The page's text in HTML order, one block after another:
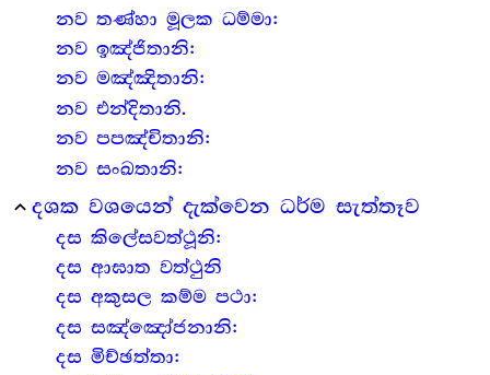
නව තණ්හා මූලක ධම්මා:
නව ඉඤ්ජිතානි:
නව මඤ්ඤිතානි:
නව එන්දිතානි.
නව පපඤ්චිතානි:
නව සංඛතානි:
expand_less දශක වශයෙන් දැක්වෙන ධර්ම සැත්තෑව
දස කිලේසවත්ථූනි:
දස ආඝාත වත්ථුනි
දස අකුසල කම්ම පථා:
දස සඤ්ඤෝජනානි:
දස මිච්ඡත්තා: